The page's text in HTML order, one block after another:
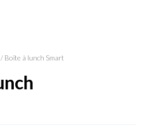
/ Boîte à lunch Smart